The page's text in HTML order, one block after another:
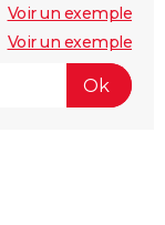
Voir un exemple
Voir un exemple